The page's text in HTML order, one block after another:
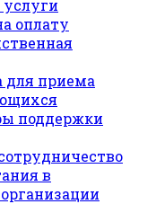
услуги
оплату
для приема
поддержки
в